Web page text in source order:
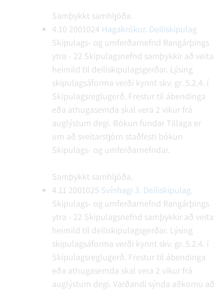
Samþykkt samhljóða.
4.10 2001024 Hagakrókur. Deiliskipulag
Skipulags- og umferðarnefnd Rangárþings
ytra - 22 Skipulagsnefnd samþykkir að veita
heimild til deiliskipulagsgerðar. Lýsing
skipulagsáforma verði kynnt skv. gr. 5.2.4. í
Skipulagsreglugerð. Frestur til ábendinga
eða athugasemda skal vera 2 vikur frá
auglýstum degi. Bókun fundar Tillaga er
um að sveitarstjórn staðfesti bókun
Skipulags- og umferðarnefndar.
Samþykkt samhljóða.
4.11 2001025 Svínhagi 3. Deiliskipulag.
Skipulags- og umferðarnefnd Rangárþings
ytra - 22 Skipulagsnefnd samþykkir að veita
heimild til deiliskipulagsgerðar. Lýsing
skipulagsáforma verði kynnt skv. gr. 5.2.4. í
Skipulagsreglugerð. Frestur til ábendinga
eða athugasemda skal vera 2 vikur frá
auglýstum degi. Varðandi sýnda aðkomu að